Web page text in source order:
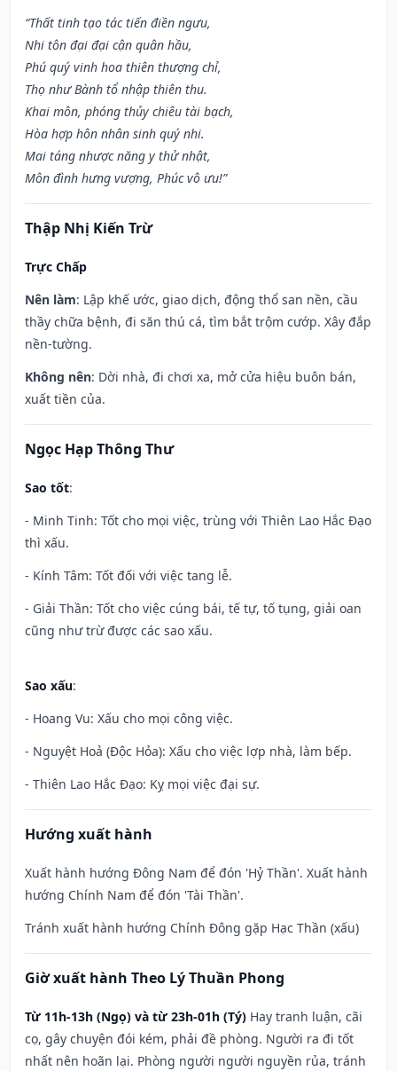
“Thất tinh tạo tác tiến điền ngưu,
Nhi tôn đại đại cận quân hầu,
Phú quý vinh hoa thiên thượng chỉ,
Thọ như Bành tổ nhập thiên thu.
Khai môn, phóng thủy chiêu tài bạch,
Hòa hợp hôn nhân sinh quý nhi.
Mai táng nhược năng y thử nhật,
Môn đình hưng vượng, Phúc vô ưu!”
Thập Nhị Kiến Trừ
Trực Chấp
Nên làm: Lập khế ước, giao dịch, động thổ san nền, cầu
thầy chữa bệnh, đi săn thú cá, tìm bắt trộm cướp. Xây đắp
nền-tường.
Không nên: Dời nhà, đi chơi xa, mở cửa hiệu buôn bán,
xuất tiền của.
Ngọc Hạp Thông Thư
Sao tốt:
- Minh Tinh: Tốt cho mọi việc, trùng với Thiên Lao Hắc Đạo
thì xấu.
- Kính Tâm: Tốt đối với việc tang lễ.
- Giải Thần: Tốt cho việc cúng bái, tế tự, tố tụng, giải oan
cũng như trừ được các sao xấu.
Sao xấu:
- Hoang Vu: Xấu cho mọi công việc.
- Nguyệt Hoả (Độc Hỏa): Xấu cho việc lợp nhà, làm bếp.
- Thiên Lao Hắc Đạo: Kỵ mọi việc đại sự.
Hướng xuất hành
Xuất hành hướng Đông Nam để đón 'Hỷ Thần'. Xuất hành
hướng Chính Nam để đón 'Tài Thần'.
Tránh xuất hành hướng Chính Đông gặp Hạc Thần (xấu)
Giờ xuất hành Theo Lý Thuần Phong
Từ 11h-13h (Ngọ) và từ 23h-01h (Tý) Hay tranh luận, cãi
cọ, gây chuyện đói kém, phải đề phòng. Người ra đi tốt
nhất nên hoãn lại. Phòng người người nguyền rủa, tránh